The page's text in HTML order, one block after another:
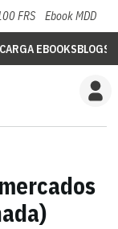
FRS Ebook MDD
EBOOKSBLOGS